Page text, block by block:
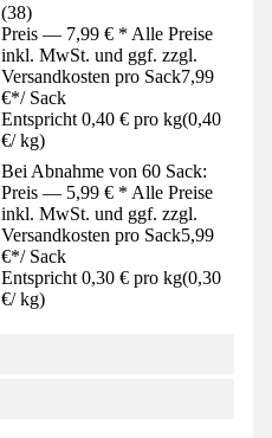
(38)
Preis — 7,99 € * Alle Preise
inkl. MwSt. und ggf. zzgl.
Versandkosten pro Sack7,99
€*/ Sack
Entspricht 0,40 € pro kg(0,40
€/ kg)
Bei Abnahme von 60 Sack:
Preis — 5,99 € * Alle Preise
inkl. MwSt. und ggf. zzgl.
Versandkosten pro Sack5,99
€*/ Sack
Entspricht 0,30 € pro kg(0,30
€/ kg)